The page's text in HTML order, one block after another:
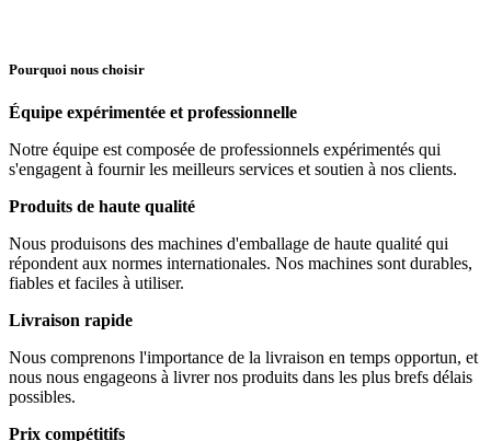
Pourquoi nous choisir
Équipe expérimentée et professionnelle
Notre équipe est composée de professionnels expérimentés qui
s'engagent à fournir les meilleurs services et soutien à nos clients.
Produits de haute qualité
Nous produisons des machines d'emballage de haute qualité qui
répondent aux normes internationales. Nos machines sont durables,
fiables et faciles à utiliser.
Livraison rapide
Nous comprenons l'importance de la livraison en temps opportun, et
nous nous engageons à livrer nos produits dans les plus brefs délais
possibles.
Prix ​​compétitifs